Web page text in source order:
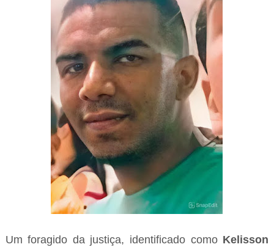
Um foragido da justiça, identificado como Kelisson